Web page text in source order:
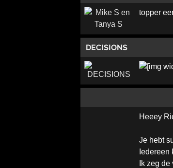
topper
DECISIONS
Heeey
Je hebt
Iedereen
Ik zeg